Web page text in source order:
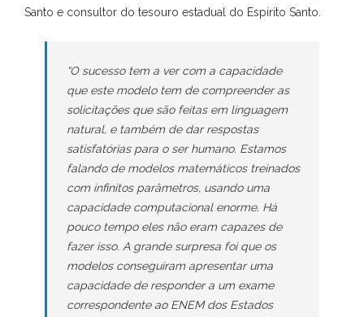
Santo e consultor do tesouro estadual do Espírito Santo.
“O sucesso tem a ver com a capacidade
que este modelo tem de compreender as
solicitações que são feitas em linguagem
natural, e também de dar respostas
satisfatórias para o ser humano. Estamos
falando de modelos matemáticos treinados
com infinitos parâmetros, usando uma
capacidade computacional enorme. Há
pouco tempo eles não eram capazes de
fazer isso. A grande surpresa foi que os
modelos conseguiram apresentar uma
capacidade de responder a um exame
correspondente ao ENEM dos Estados